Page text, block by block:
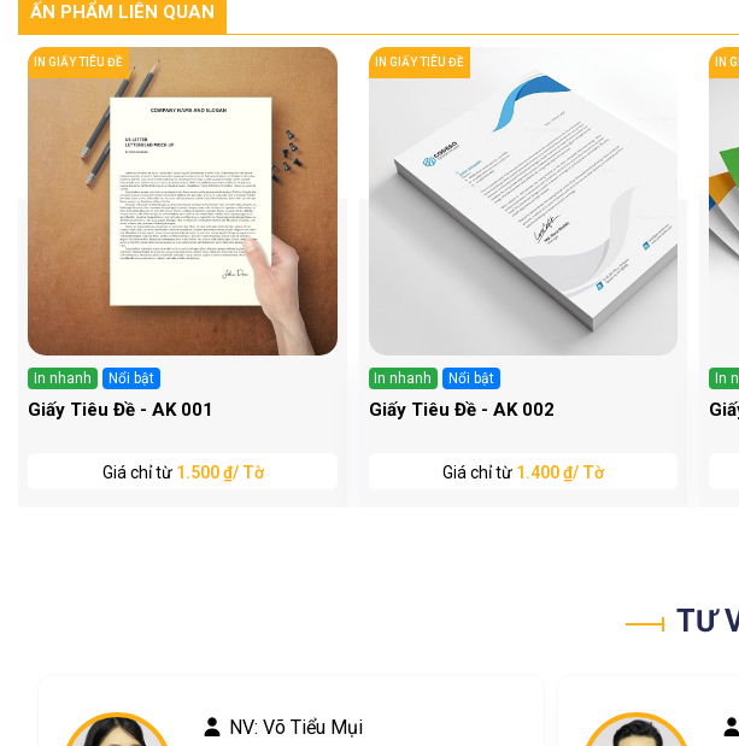
ẤN PHẨM LIÊN QUAN
IN GIẤY TIÊU ĐỀ
In nhanh Nổi bật
Giấy Tiêu Đề - AK 001
Giá chỉ từ 1.500 ₫/ Tờ
IN GIẤY TIÊU ĐỀ
In nhanh Nổi bật
Giấy Tiêu Đề - AK 002
Giá chỉ từ 1.400 ₫/ Tờ
IN
In
TƯ
NV: Phan Châu